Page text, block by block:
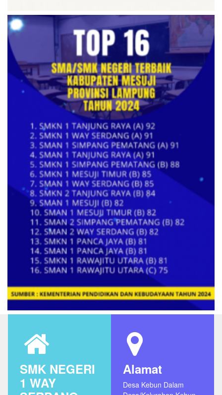
SMK NEGERI
1 WAY
Alamat
Desa Kebun Dalam